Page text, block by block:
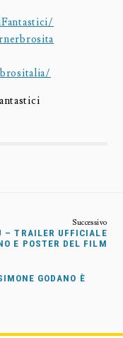
– TRAILER UFFICIALE
E POSTER DEL FILM
GODANO È